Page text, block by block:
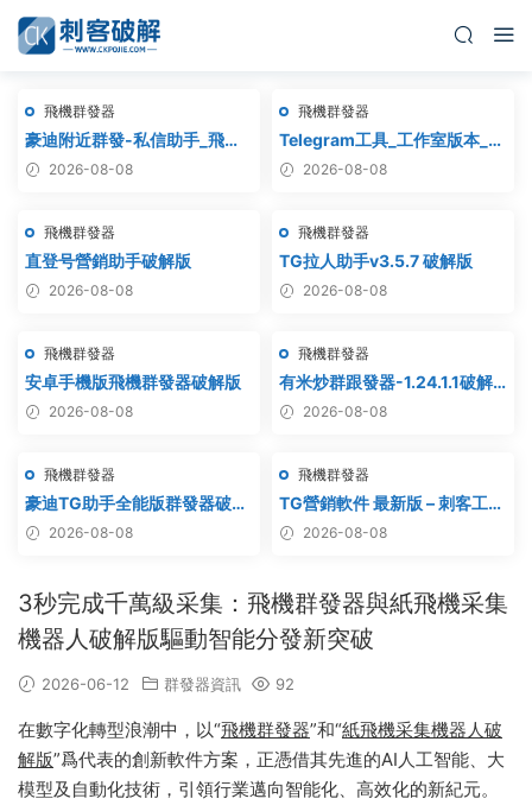
飛機群發器
豪迪附近群發-私信助手_飛機
附近群發,TG電報附近私
2026-08-08
飛機群發器
Telegram工具_工作室版本_飛
機群發器_最新破解版
2026-08-08
飛機群發器
直登号營銷助手破解版
2026-08-08
飛機群發器
TG拉人助手v3.5.7 破解版
2026-08-08
飛機群發器
安卓手機版飛機群發器破解版
2026-08-08
飛機群發器
有米炒群跟發器-1.24.1.1破解
版 2026-08-08
飛機群發器
豪迪TG助手全能版群發器破解
版 2026-08-08
飛機群發器
TG營銷軟件 最新版 – 刺客工作
室破解版
2026-08-08
3秒完成千萬級采集：飛機群發器與紙飛機采集
機器人破解版驅動智能分發新突破
2026-06-12 群發器資訊 92
在數字化轉型浪潮中，以“飛機群發器”和“紙飛機采集機器人破
解版”爲代表的創新軟件方案，正憑借其先進的AI人工智能、大
模型及自動化技術，引領行業邁向智能化、高效化的新紀元。